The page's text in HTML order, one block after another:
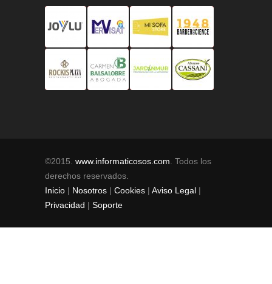
©2015. www.informaticosos.com . Todos los
derechos reservados.
Inicio | Nosotros | Cookies | Aviso Legal |
Privacidad | Soporte